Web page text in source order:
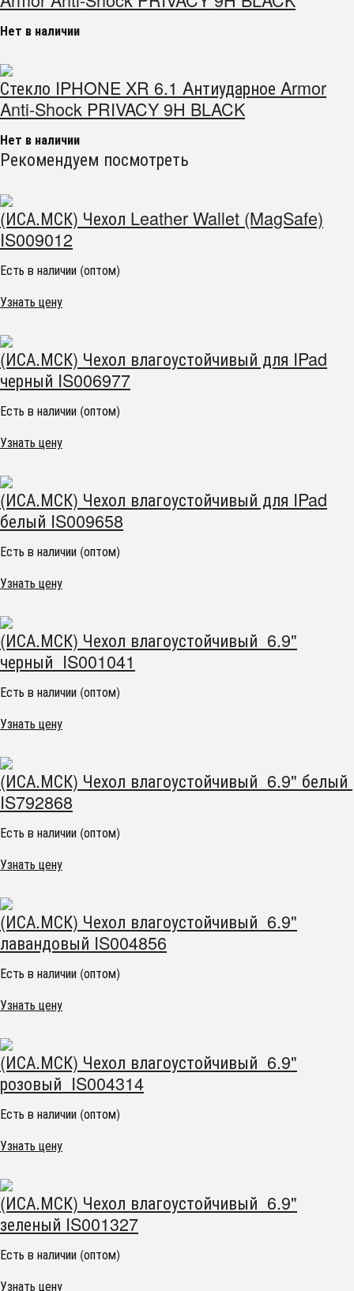
Нет в наличии
Стекло IPHONE XR 6.1 Aнтиударное Armor
Anti-Shock PRIVACY 9H BLACK
Нет в наличии
Рекомендуем посмотреть
(ИСА.МСК) Чехол Leather Wallet (MagSafe)
IS009012
Есть в наличии (оптом)
Узнать цену
(ИСА.МСК) Чехол влагоустойчивый для IPad
черный IS006977
Есть в наличии (оптом)
Узнать цену
(ИСА.МСК) Чехол влагоустойчивый для IPad
белый IS009658
Есть в наличии (оптом)
Узнать цену
(ИСА.МСК) Чехол влагоустойчивый 6.9"
черный IS001041
Есть в наличии (оптом)
Узнать цену
(ИСА.МСК) Чехол влагоустойчивый 6.9" белый
IS792868
Есть в наличии (оптом)
Узнать цену
(ИСА.МСК) Чехол влагоустойчивый 6.9"
лавандовый IS004856
Есть в наличии (оптом)
Узнать цену
(ИСА.МСК) Чехол влагоустойчивый 6.9"
розовый IS004314
Есть в наличии (оптом)
Узнать цену
(ИСА.МСК) Чехол влагоустойчивый 6.9"
зеленый IS001327
Есть в наличии (оптом)
Узнать цену